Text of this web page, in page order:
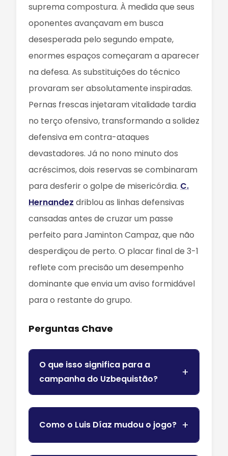
suprema compostura. À medida que seus
oponentes avançavam em busca
desesperada pelo segundo empate,
enormes espaços começaram a aparecer
na defesa. As substituições do técnico
provaram ser absolutamente inspiradas.
Pernas frescas injetaram vitalidade tardia
no terço ofensivo, transformando a solidez
defensiva em contra-ataques
devastadores. Já no nono minuto dos
acréscimos, dois reservas se combinaram
para desferir o golpe de misericórdia. C.
Hernandez driblou as linhas defensivas
cansadas antes de cruzar um passe
perfeito para Jaminton Campaz, que não
desperdiçou de perto. O placar final de 3-1
reflete com precisão um desempenho
dominante que envia um aviso formidável
para o restante do grupo.
Perguntas Chave
O que isso significa para a
campanha do Uzbequistão?
Como o Luis Díaz mudou o jogo?